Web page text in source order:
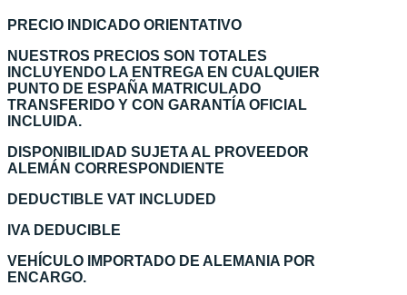
PRECIO INDICADO ORIENTATIVO
NUESTROS PRECIOS SON TOTALES
INCLUYENDO LA ENTREGA EN CUALQUIER
PUNTO DE ESPAÑA MATRICULADO
TRANSFERIDO Y CON GARANTÍA OFICIAL
INCLUIDA.
DISPONIBILIDAD SUJETA AL PROVEEDOR
ALEMÁN CORRESPONDIENTE
DEDUCTIBLE VAT INCLUDED
IVA DEDUCIBLE
VEHÍCULO IMPORTADO DE ALEMANIA POR
ENCARGO.